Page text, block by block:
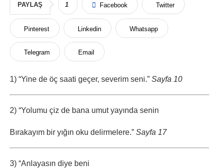
PAYLAŞ 1 Facebook Twitter
Pinterest Linkedin Whatsapp
Telegram Email
1) “Yine de öç saati geçer, severim seni.” Sayfa 10
2) “Yolumu çiz de bana umut yayında senin
Bırakayım bir yığın oku delirmelere.” Sayfa 17
3) “Anlayasın diye beni